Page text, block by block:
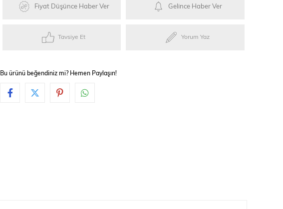
Fiyat Düşünce Haber Ver Gelince Haber Ver
Tavsiye Et Yorum Yaz
Bu ürünü beğendiniz mi? Hemen Paylaşın!